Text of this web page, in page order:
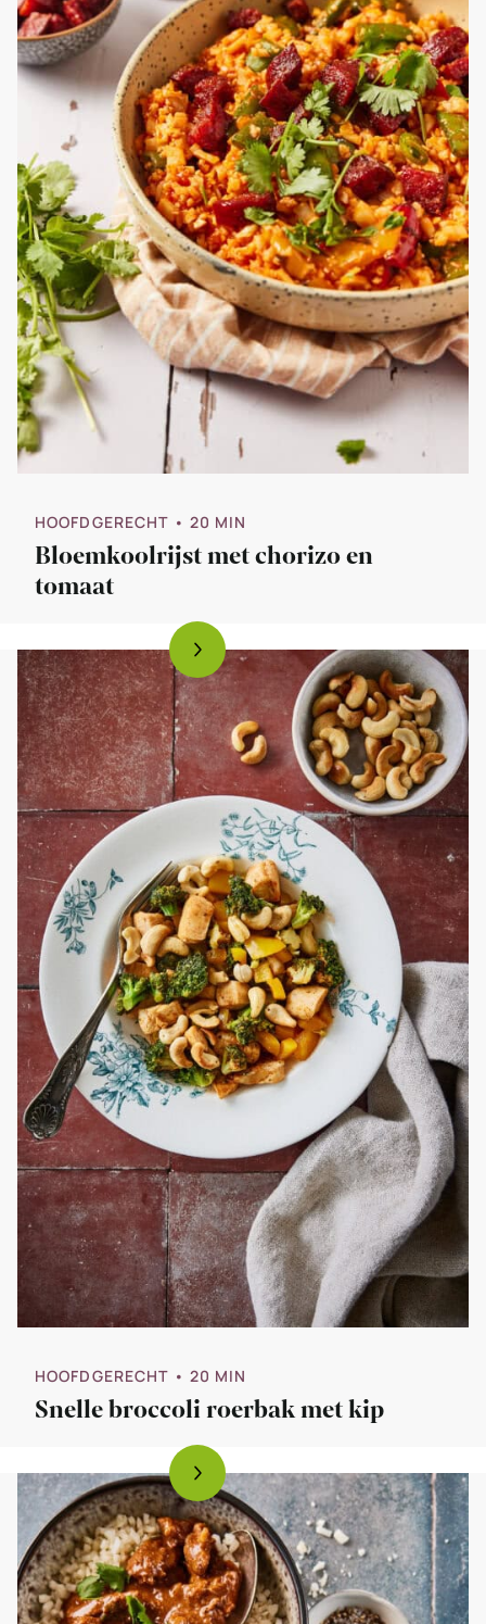
HOOFDGERECHT • 20 MIN
Bloemkoolrijst met chorizo en
tomaat
HOOFDGERECHT • 20 MIN
Snelle broccoli roerbak met kip